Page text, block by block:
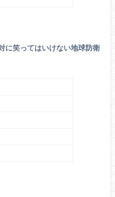
に笑ってはいけない地球防衛